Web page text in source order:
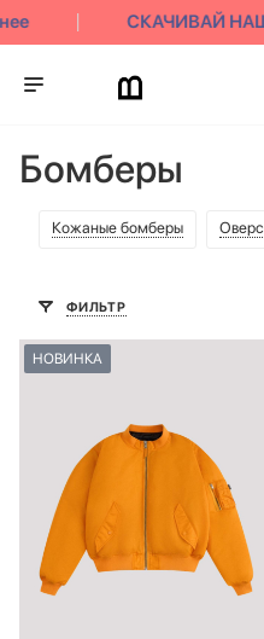
СКАЧИВАЙ
Бомберы
Кожаные бомберы
ФИЛЬТР
НОВИНКА